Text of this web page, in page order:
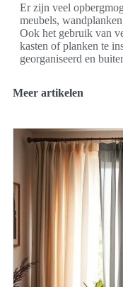
Er zijn veel
meubels,
Ook het gebruik van
kasten of planken te
georganiseerd en
Meer artikelen